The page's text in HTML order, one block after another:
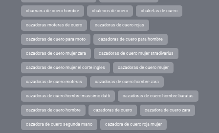
chamarra de cuero hombre chalecos de cuero chaketas de cuero
cazadoras moteras de cuero cazadoras de cuero rojas
cazadoras de cuero para moto cazadoras de cuero para hombre
cazadoras de cuero mujer zara cazadoras de cuero mujer stradivarius
cazadoras de cuero mujer el corte ingles cazadoras de cuero mujer
cazadoras de cuero moteras cazadoras de cuero hombre zara
cazadoras de cuero hombre massimo dutti cazadoras de cuero hombre baratas
cazadoras de cuero hombre cazadoras de cuero cazadora de cuero zara
cazadora de cuero segunda mano cazadora de cuero roja mujer